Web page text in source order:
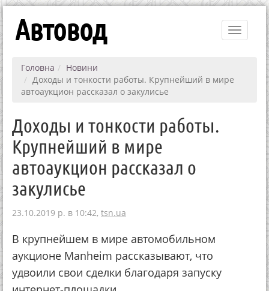
Toggle
Автовод
Головна
Новини
Доходы и тонкости работы. Крупнейший в мире
автоаукцион рассказал о закулисье
Доходы и тонкости работы.
Крупнейший в мире
автоаукцион рассказал о
закулисье
23.10.2019 р. в 10:42, tsn.ua
В крупнейшем в мире автомобильном
аукционе Manheim рассказывают, что
удвоили свои сделки благодаря запуску